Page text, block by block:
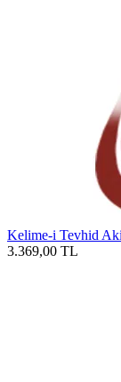
Kelime-i Tevhid
3.369,00 TL